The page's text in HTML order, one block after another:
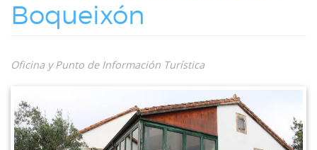
Boqueixón
Oficina y Punto de Información Turística